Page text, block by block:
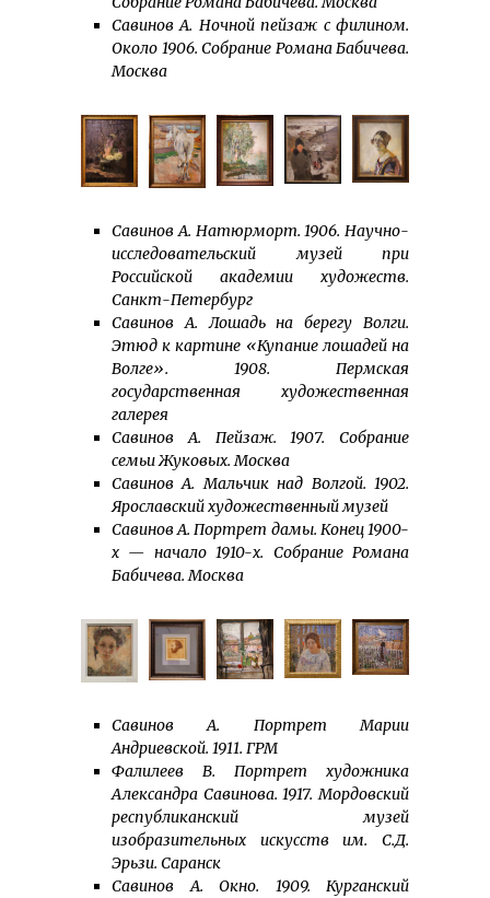
Савинов А. Ночной пейзаж с филином.
Около 1906. Собрание Романа Бабичева.
Москва
Савинов А. Натюрморт. 1906. Научно-
исследовательский музей при
Российской академии художеств.
Санкт-Петербург
Савинов А. Лошадь на берегу Волги.
Этюд к картине «Купание лошадей на
Волге». 1908. Пермская
государственная художественная
галерея
Савинов А. Пейзаж. 1907. Собрание
семьи Жуковых. Москва
Савинов А. Мальчик над Волгой. 1902.
Ярославский художественный музей
Савинов А. Портрет дамы. Конец 1900-
х — начало 1910-х. Собрание Романа
Бабичева. Москва
Савинов А. Портрет Марии
Андриевской. 1911. ГРМ
Фалилеев В. Портрет художника
Александра Савинова. 1917. Мордовский
республиканский музей
изобразительных искусств им. С.Д.
Эрьзи. Саранск
Савинов А. Окно. 1909. Курганский